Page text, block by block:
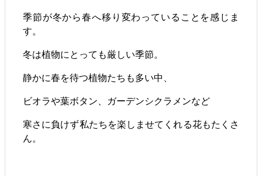
季節が冬から春へ移り変わっていることを感じま
す。
冬は植物にとっても厳しい季節。
静かに春を待つ植物たちも多い中、
ビオラや葉ボタン、ガーデンシクラメンなど
寒さに負けず私たちを楽しませてくれる花もたくさ
ん。